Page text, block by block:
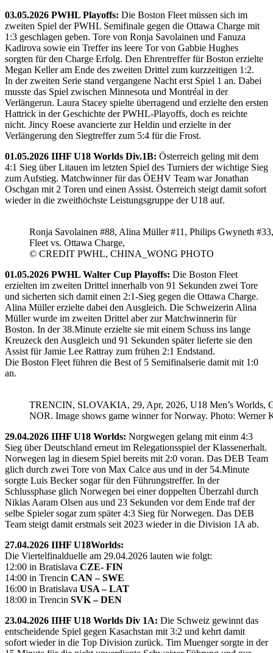
03.05.2026 PWHL Playoffs: Die Boston Fleet müssen sich im
zweiten Spiel der PWHL Semifinale gegen die Ottawa Charge mit
1:3 geschlagen geben. Tore von Ronja Savolainen und Fanuza
Kadirova sowie ein Treffer ins leere Tor von Gabbie Hughes
sorgten für den Charge Erfolg. Den Ehrentreffer für Boston erzielte
Megan Keller am Ende des zweiten Drittel zum kurzzeitigen 1:2.
In der zweiten Serie stand vergangene Nacht erst Spiel 1 an. Dabei
musste das Spiel zwischen Minnesota und Montréal in der
Verlängerun. Laura Stacey spielte überragend und erzielte den ersten
Hattrick in der Geschichte der PWHL-Playoffs, doch es reichte
nicht. Jincy Roese avancierte zur Heldin und erzielte in der
Verlängerung den Siegtreffer zum 5:4 für die Frost.
01.05.2026 IIHF U18 Worlds Div.1B: Österreich geling mit dem
4:1 Sieg über Litauen im letzten Spiel des Turniers der wichtige Sieg
zum Aufstieg. Matchwinner für das ÖEHV Team war Jonathan
Oschgan mit 2 Toren und einen Assist. Österreich steigt damit sofort
wieder in die zweithöchste Leistungsgruppe der U18 auf.
Ronja Savolainen #88, Alina Müller #11, Philips Gwyneth
Fleet vs. Ottawa Charge,
© CREDIT PWHL, CHINA_WONG PHOTO
01.05.2026 PWHL Walter Cup Playoffs: Die Boston Fleet
erzielten im zweiten Drittel innerhalb von 91 Sekunden zwei Tore
und sicherten sich damit einen 2:1-Sieg gegen die Ottawa Charge.
Alina Müller erzielte dabei den Ausgleich. Die Schweizerin Alina
Müller wurde im zweiten Drittel aber zur Matchwinnerin für
Boston. In der 38.Minute erzielte sie mit einem Schuss ins lange
Kreuzeck den Ausgleich und 91 Sekunden später lieferte sie den
Assist für Jamie Lee Rattray zum frühen 2:1 Endstand.
Die Boston Fleet führen die Best of 5 Semifinalserie damit mit 1:0
an.
TRENCIN, SLOVAKIA, 29, Apr, 2026, U18 Men’s Worlds,
NOR. Image shows game winner for Norway. Photo: Werner
29.04.2026 IIHF U18 Worlds: Norgwegen gelang mit einm 4:3
Sieg über Deutschland erneut im Relegationsspiel der Klassenerhalt.
Norwegen lag in diesem Spiel bereits mit 2:0 voran. Das DEB Team
glich durch zwei Tore von Max Calce aus und in der 54.Minute
sorgte Luis Becker sogar für den Führungstreffer. In der
Schlussphase glich Norwegen bei einer doppelten Überzahl durch
Niklas Aaram Olsen aus und 23 Sekunden vor dem Ende traf der
selbe Spieler sogar zum später 4:3 Sieg für Norwegen. Das DEB
Team steigt damit erstmals seit 2023 wieder in die Division 1A ab.
27.04.2026 IIHF U18Worlds:
Die Viertelfinalduelle am 29.04.2026 lauten wie folgt:
12:00 in Bratislava CZE- FIN
14:00 in Trencin CAN – SWE
16:00 in Bratislava USA – LAT
18:00 in Trencin SVK – DEN
23.04.2026 IIHF U18 Worlds Div 1A: Die Schweiz gewinnt das
entscheidende Spiel gegen Kasachstan mit 3:2 und kehrt damit
sofort wieder in die Top Division zurück. Tim Muenger sorgte in der